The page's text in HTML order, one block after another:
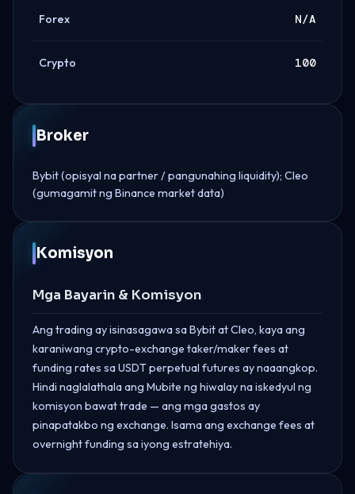
Forex N/A
Crypto 100
Broker
Bybit (opisyal na partner / pangunahing liquidity); Cleo
(gumagamit ng Binance market data)
Komisyon
Mga Bayarin & Komisyon
Ang trading ay isinasagawa sa Bybit at Cleo, kaya ang
karaniwang crypto-exchange taker/maker fees at
funding rates sa USDT perpetual futures ay naaangkop.
Hindi naglalathala ang Mubite ng hiwalay na iskedyul ng
komisyon bawat trade — ang mga gastos ay
pinapatakbo ng exchange. Isama ang exchange fees at
overnight funding sa iyong estratehiya.